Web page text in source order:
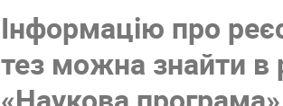
Інформацію про
тез можна знайти в